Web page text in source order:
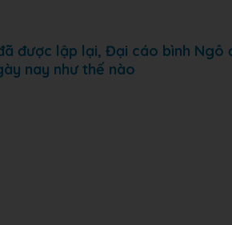
được lập lại, Đại cáo bình Ngô
nay như thế nào